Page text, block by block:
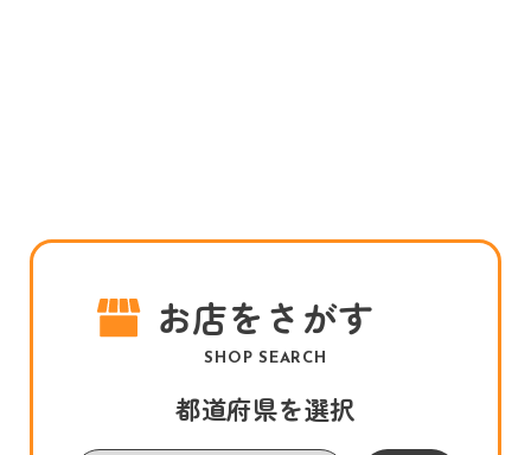
お店をさがす
SHOP SEARCH
都道府県を選択